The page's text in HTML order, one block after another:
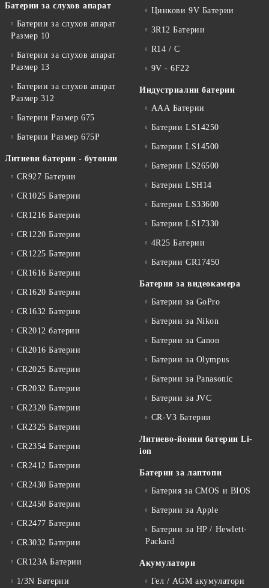
Батерии за слухов апарат
Батерии за слухов апарат
Размер 10
Батерии за слухов апарат
Размер 13
Батерии за слухов апарат
Размер 312
Батерии Размер 675
Батерии Размер 675P
Литиеви батерии - бутонни
CR927 Батерии
CR1025 Батерии
CR1216 Батерии
CR1220 Батерии
CR1225 Батерии
CR1616 Батерии
CR1620 Батерии
CR1632 Батерии
CR2012 батерии
CR2016 Батерии
CR2025 Батерии
CR2032 Батерии
CR2320 Батерии
CR2325 Батерии
CR2354 Батерии
CR2412 Батерии
CR2430 Батерии
CR2450 Батерии
CR2477 Батерии
CR3032 Батерии
CR123A Батерии
1/3N Батерии
Цинкови 9V Батерии
3R12 Батерии
R14 / C
9V - 6F22
Индустриални батерии
ААА Батерии
Батерии LS14250
Батерии LS14500
Батерии LS26500
Батерии LSH14
Батерии LS33600
Батерии LS17330
4R25 Батерии
Батерии CR17450
Батерия за видеокамера
Батерии за GoPro
Батерии за Nikon
Батерии за Canon
Батерии за Olympus
Батерии за Panasonic
Батерии за JVC
CR-V3 Батерии
Литиево-йонни батерии Li-
ion
Батерии за лаптопи
Батерия за CMOS и BIOS
Батерии за Apple
Батерии за HP / Hewlett-
Packard
Акумулатори
Гел / AGM акумулатори